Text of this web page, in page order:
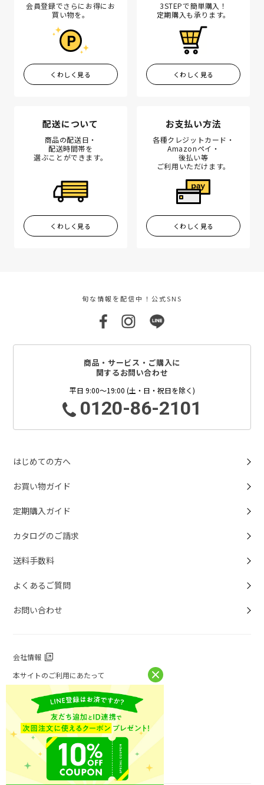
会員登録でさらにお得にお
買い物を。
くわしく見る
3STEPで簡単購入！
定期購入も承ります。
くわしく見る
配送について
商品の配送日・
配送時間帯を
選ぶことができます。
くわしく見る
お支払い方法
各種クレジットカード・
Amazonペイ・
後払い等
ご利用いただけます。
くわしく見る
旬な情報を配信中！公式SNS
商品・サービス・ご購入に
関するお問い合わせ
平日 9:00～19:00 (土・日・祝日を除く)
0120-86-2101
はじめての方へ
お買い物ガイド
定期購入ガイド
カタログのご請求
送料手数料
よくあるご質問
お問い合わせ
会社情報
本サイトのご利用にあたって
個人情報保護方針
個人情報取扱について
特定商取引法に基づく表記
お問い合わせ
ニチレイフーズ公式ホームページ